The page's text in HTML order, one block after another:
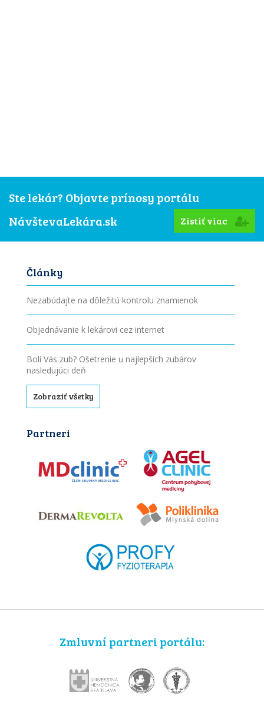
Ste lekár? Objavte prínosy portálu
NávštevaLekára.sk
Zistiť viac
Články
Nezabúdajte na dôležitú kontrolu znamienok
Objednávanie k lekárovi cez internet
Bolí Vás zub? Ošetrenie u najlepších zubárov
nasledujúci deň
Zobraziť všetky
Partneri
Zmluvní partneri portálu: